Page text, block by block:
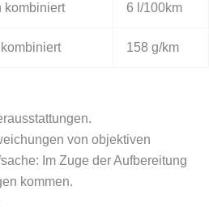
kombiniert 6 l/100km
158 g/km
von objektiven
Im Zuge der Aufbereitung
kommen.